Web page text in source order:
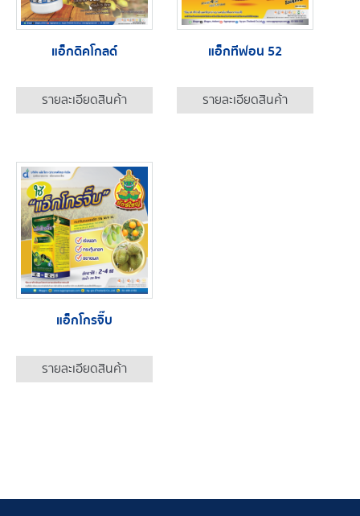
แอ็กดิคโกลด์
รายละเอียดสินค้า
แอ็กทีฟอน 52
รายละเอียดสินค้า
แอ็กโกรจิ๊บ
รายละเอียดสินค้า